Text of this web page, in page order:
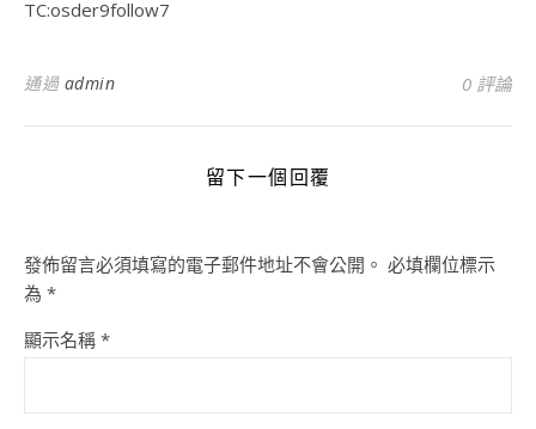
TC:osder9follow7
通過 admin 0 評論
留下一個回覆
發佈留言必須填寫的電子郵件地址不會公開。 必填欄位標示
為 *
顯示名稱 *